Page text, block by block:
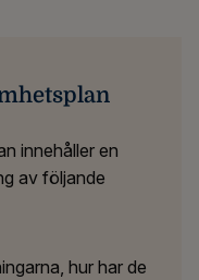
innehåller en
av följande
hur har de